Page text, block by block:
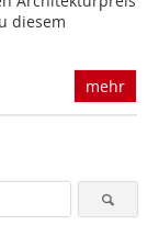
diesem
mehr